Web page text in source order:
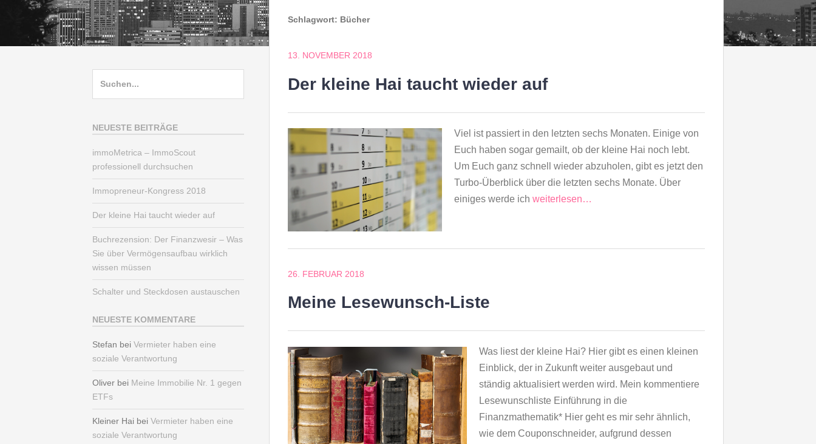
Schlagwort: Bücher
13. NOVEMBER 2018
Der kleine Hai taucht wieder auf
Viel ist passiert in den letzten sechs Monaten. Einige von
Euch haben sogar gemailt, ob der kleine Hai noch lebt.
Um Euch ganz schnell wieder abzuholen, gibt es jetzt den
Turbo-Überblick über die letzten sechs Monate. Über
einiges werde ichweiterlesen…
26. FEBRUAR 2018
Meine Lesewunsch-Liste
Was liest der kleine Hai? Hier gibt es einen kleinen
Einblick, der in Zukunft weiter ausgebaut und
ständig aktualisiert werden wird. Mein kommentiere
Lesewunschliste Einführung in die
Finanzmathematik* Hier geht es mir sehr ähnlich,
wie dem Couponschneider, aufgrund dessen
NEUESTE BEITRÄGE
immoMetrica – ImmoScout
professionell durchsuchen
Immopreneur-Kongress 2018
Der kleine Hai taucht wieder auf
Buchrezension: Der Finanzwesir – Was
Sie über Vermögensaufbau wirklich
wissen müssen
Schalter und Steckdosen austauschen
NEUESTE KOMMENTARE
Stefan bei Vermieter haben eine
soziale Verantwortung
Oliver bei Meine Immobilie Nr. 1 gegen
ETFs
Kleiner Hai bei Vermieter haben eine
soziale Verantwortung